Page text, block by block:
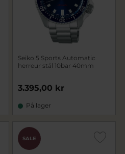
Seiko 5 Sports Automatic
herreur stål 10bar 40mm
3.395,00 kr
På lager
SALE